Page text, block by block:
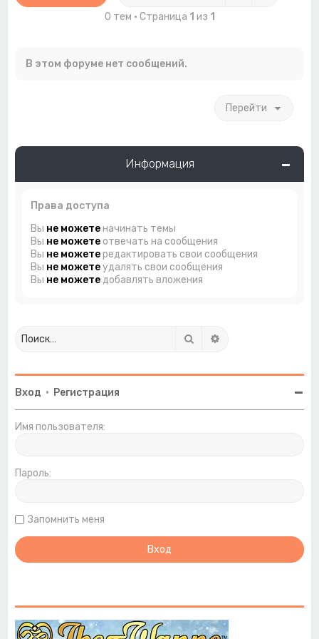
0 тем • Страница 1 из 1
В этом форуме нет сообщений.
Перейти
Информация
Права доступа
Вы не можетеначинать темы
Вы не можетеотвечать на сообщения
Вы не можетередактировать свои сообщения
Вы не можетеудалять свои сообщения
Вы не можетедобавлять вложения
Поиск
Вход • Регистрация
Имя пользователя:
Пароль:
Запомнить меня